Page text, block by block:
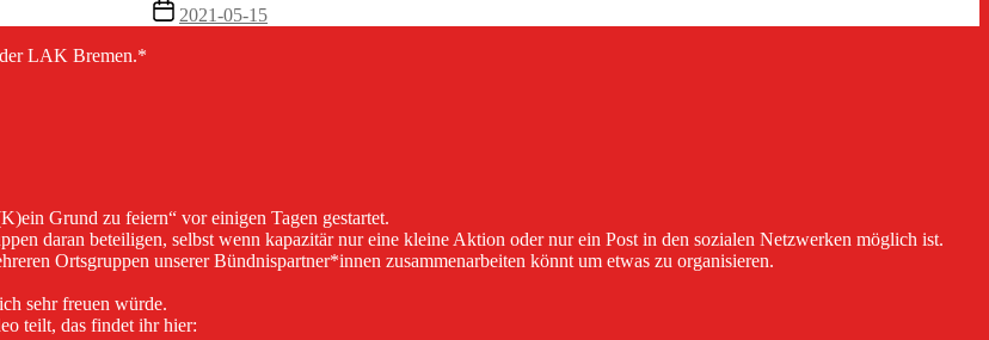
Veröffentlichungsdatum
2021-05-15
LAK Bremen.*
Grund zu feiern“ vor einigen Tagen gestartet.
daran beteiligen, selbst wenn kapazitär nur eine kleine Aktion oder nur ein Post in den sozialen Netzwerken möglich ist.
Ortsgruppen unserer Bündnispartner*innen zusammenarbeiten könnt um etwas zu organisieren.
sehr freuen würde.
teilt, das findet ihr hier: